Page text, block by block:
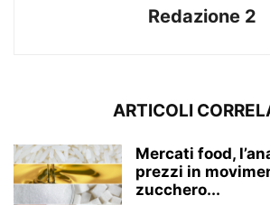
Redazione 2
ARTICOLI
Mercati food,
prezzi in
zucchero...